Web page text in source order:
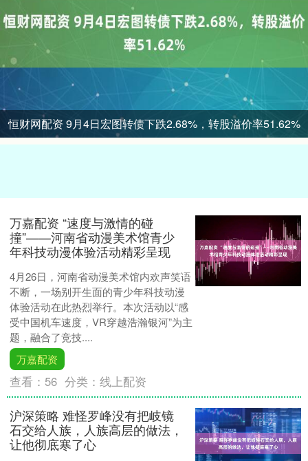
恒财网配资 9月4日宏图转债下跌2.68%，转股溢价率51.62%
万嘉配资 “速度与激情的碰
撞”——河南省动漫美术馆青少
年科技动漫体验活动精彩呈现
4月26日，河南省动漫美术馆内欢声笑语
不断，一场别开生面的青少年科技动漫
体验活动在此热烈举行。本次活动以“感
受中国机车速度，VR穿越浩瀚银河”为主
题，融合了竞技....
万嘉配资
查看： 56 分类：线上配资
沪深策略 难怪罗峰没有把岐镜
石交给人族，人族高层的做法，
让他彻底寒了心